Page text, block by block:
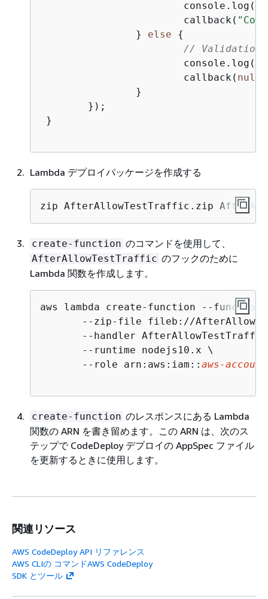
callback(
} else
{
// Validation
console.log(
callback( null
}
Lambda デプロイパッケージを作成する
zip AfterAllowTestTraffic.zip
create-function のコマンドを使用して、
AfterAllowTestTraffic のフックのために
Lambda 関数を作成します。
aws lambda create-function --
--zip-file fileb://
--handler
       --runtime nodejs10.x \
       --role arn:aws:iam::
aws-
create-function のレスポンスにある Lambda
関数の ARN を書き留めます。この ARN は、次のス
テップで CodeDeploy デプロイの AppSpec ファイル
を更新するときに使用します。
関連リソース
AWS CodeDeploy API リファレンス
AWS CLIの コマンドAWS CodeDeploy
SDK とツール